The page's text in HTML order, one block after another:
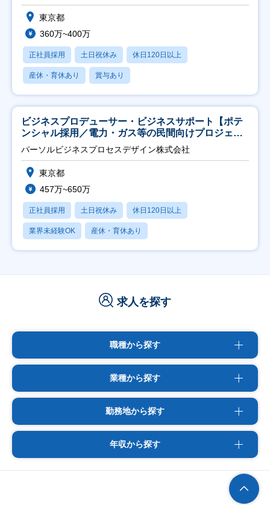
東京都
360万~400万
正社員採用 土日祝休み 休日120日以上
産休・育休あり 賞与あり
ビジネスプロデューサー・ビジネスサポート【ポテ
ンシャル採用／電力・ガス等の民間向けプロジェク
ト推進】
パーソルビジネスプロセスデザイン株式会社
東京都
457万~650万
正社員採用 土日祝休み 休日120日以上
業界未経験OK 産休・育休あり
求人を探す
職種から探す
業種から探す
勤務地から探す
年収から探す